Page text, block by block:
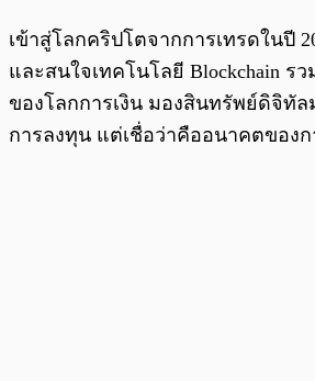
เข้าสู่โลกคริปโตจากการเทรดในปี
และสนใจเทคโนโลยี Blockchain ร
ของโลกการเงิน มองสินทรัพย์ดิจิทัล
การลงทุน แต่เชื่อว่าคืออนาคตของก